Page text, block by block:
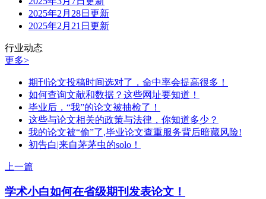
2025年2月28日更新
2025年2月21日更新
行业动态
更多>
期刊论文投稿时间选对了，命中率会提高很多！
如何查询文献和数据？这些网址要知道！
毕业后，“我”的论文被抽检了！
这些与论文相关的政策与法律，你知道多少？
我的论文被“偷”了,毕业论文查重服务背后暗藏风险!
初告白|来自茅茅虫的solo！
上一篇
学术小白如何在省级期刊发表论文！